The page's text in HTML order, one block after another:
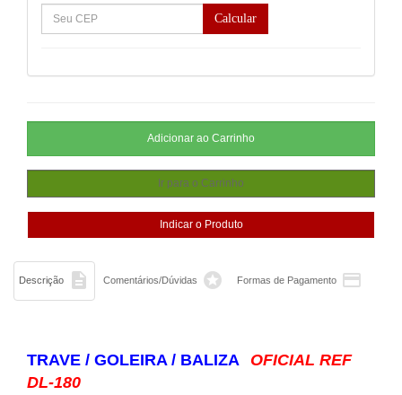
Calcular
Descrição  Comentários/Dúvidas  Formas de Pagamento 
TRAVE / GOLEIRA / BALIZA
OFICIAL REF
DL-180